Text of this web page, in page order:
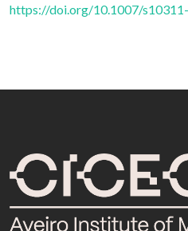
https://doi.org/10.1007/